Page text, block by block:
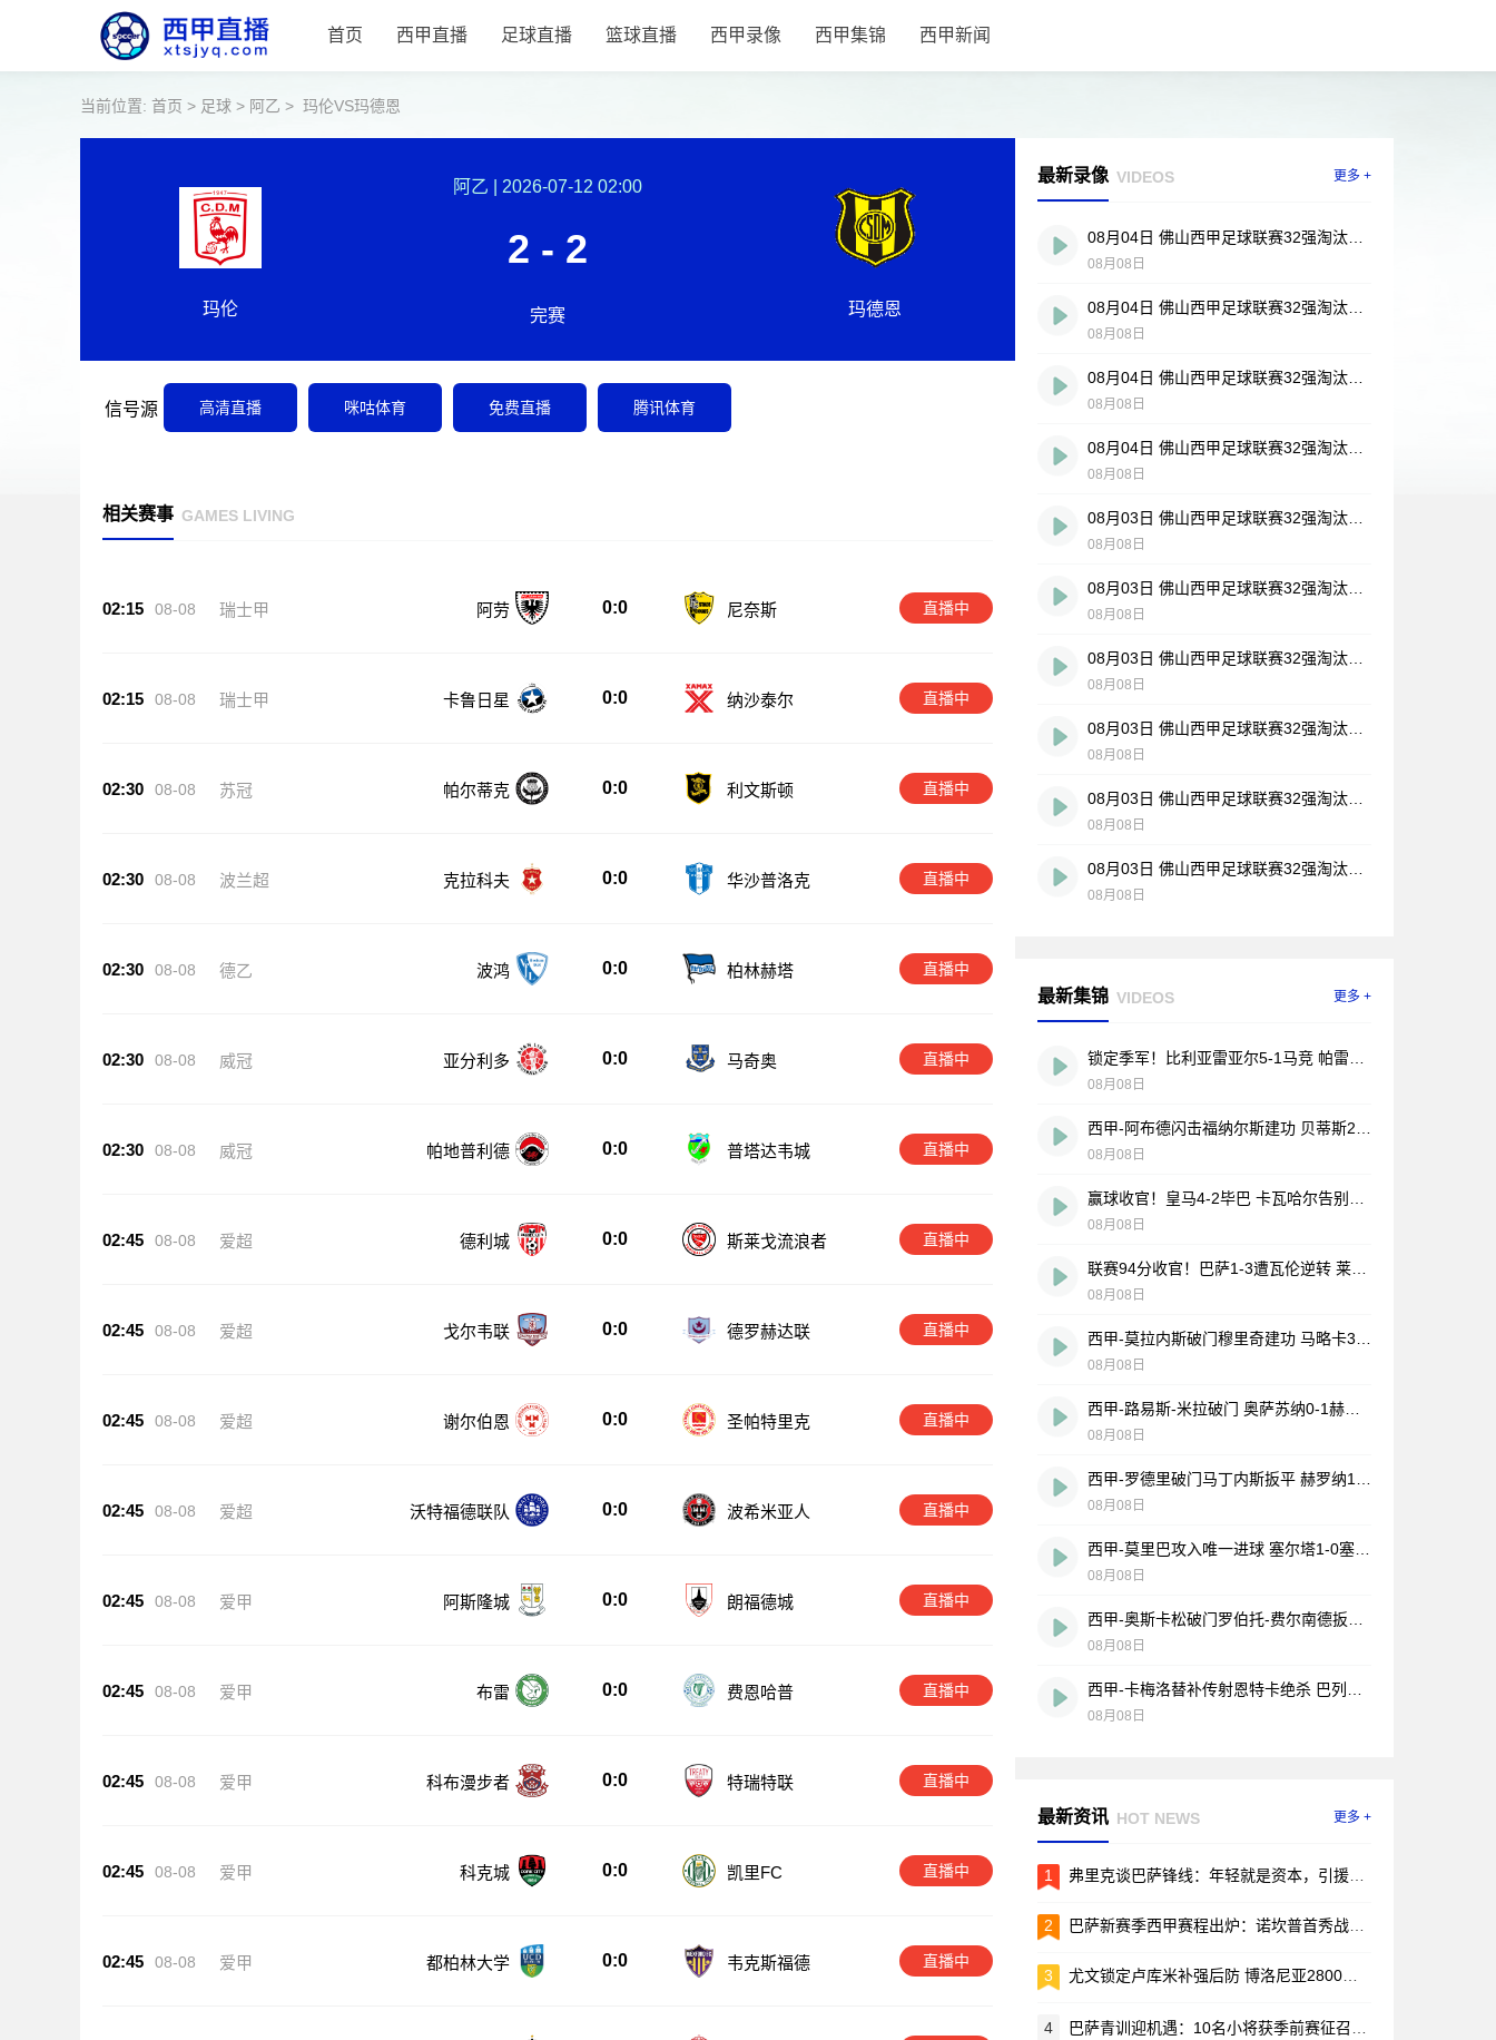
首页 西甲直播 足球直播 篮球直播 西甲录像 西甲集锦 西甲新闻
当前位置: 首页 > 足球 > 阿乙 > 玛伦VS玛德恩
玛伦
阿乙 2026-07-12 02:00
2 - 2
完赛 玛德恩
信号源 高清直播 咪咕体育 免费直播 腾讯体育
相关赛事 GAMES LIVING
02:15 08-08 瑞士甲 阿劳 0:0 尼奈斯 直播中
02:15 08-08 瑞士甲 卡鲁日星 0:0 纳沙泰尔 直播中
02:30 08-08 苏冠 帕尔蒂克 0:0 利文斯顿 直播中
02:30 08-08 波兰超 克拉科夫 0:0 华沙普洛克 直播中
02:30 08-08 德乙 波鸿 0:0 柏林赫塔 直播中
02:30 08-08 威冠 亚分利多 0:0 马奇奥 直播中
02:30 08-08 威冠 帕地普利德 0:0 普塔达韦城 直播中
02:45 08-08 爱超 德利城 0:0 斯莱戈流浪者 直播中
02:45 08-08 爱超 戈尔韦联 0:0 德罗赫达联 直播中
02:45 08-08 爱超 谢尔伯恩 0:0 圣帕特里克 直播中
02:45 08-08 爱超 沃特福德联队 0:0 波希米亚人 直播中
02:45 08-08 爱甲 阿斯隆城 0:0 朗福德城 直播中
02:45 08-08 爱甲 布雷 0:0 费恩哈普 直播中
02:45 08-08 爱甲 科布漫步者 0:0 特瑞特联 直播中
02:45 08-08 爱甲 科克城 0:0 凯里FC 直播中
02:45 08-08 爱甲 都柏林大学 0:0 韦克斯福德 直播中
最新录像 VIDEOS 更多 +
08月08日
08月08日
08月08日
08月08日
08月08日
08月08日
08月08日
08月08日
08月08日
08月08日
最新集锦 VIDEOS 更多 +
08月08日
08月08日
08月08日
08月08日
08月08日
08月08日
08月08日
08月08日
08月08日
08月08日
最新资讯 HOT NEWS 更多 +
1 弗里克谈巴萨锋线：年轻就是资本，引援的事儿先放放
2 巴萨新赛季西甲赛程出炉：诺坎普首秀战毕包，两回合国家德比引爆焦点
3 尤文锁定卢库米补强后防 博洛尼亚2800万欧要价成转会关键
4 巴萨青训迎机遇：10名小将获季前赛征召令 哈姆扎等新星在列